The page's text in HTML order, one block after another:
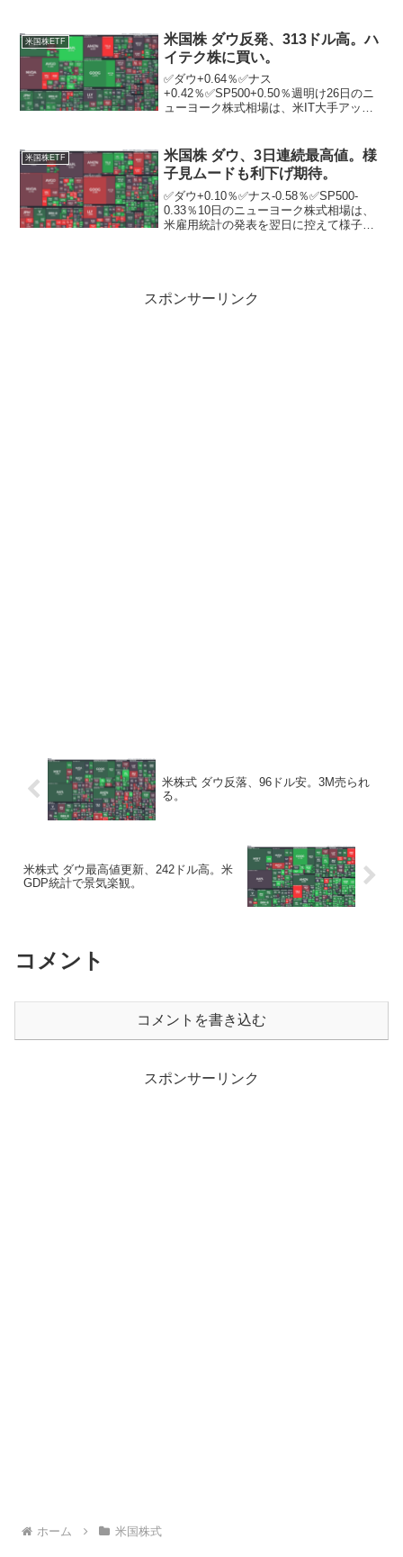
ューヨーク証券取引所の出来高は前日比
7671万株増の...
米国株ETF
米国株 ダウ反発、313ドル高。ハ
イテク株に買い。
✅ダウ+0.64％✅ナス
+0.42％✅SP500+0.50％週明け26日のニ
ューヨーク株式相場は、米IT大手アップ
前週末比5904万株増の11億7367万株。ア
ップルは3...
米国株ETF
米国株 ダウ、3日連続最高値。様
子見ムードも利下げ期待。
✅ダウ+0.10％✅ナス-0.58％✅SP500-
0.33％10日のニューヨーク株式相場は、
米雇用統計の発表を翌日に控えて様子見
スポンサーリンク
米株式 ダウ反落、96ドル安。3M売られ
る。
米株式 ダウ最高値更新、242ドル高。米
GDP統計で景気楽観。
コメント
コメントを書き込む
スポンサーリンク
ホーム 米国株式